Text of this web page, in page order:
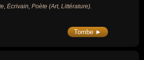
Écrivain, Poète (Art, Littérature).
Tombe ►